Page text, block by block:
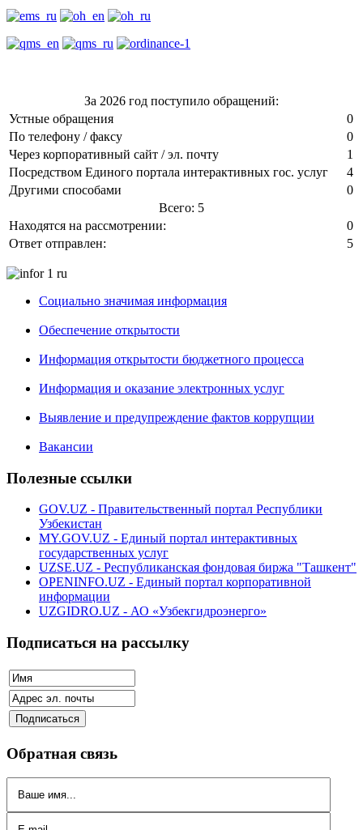
За 2026 год поступило обращений:
Устные обращения
0
По телефону / факсу
0
Через корпоративный сайт / эл. почту
1
Посредством Единого портала интерактивных гос. услуг
4
Другими способами
0
Всего: 5
Находятся на рассмотрении:
0
Ответ отправлен:
5
Социально значимая информация
Обеспечение открытости
Информация открытости бюджетного процесса
Информация и оказание электронных услуг
Выявление и предупреждение фактов коррупции
Вакансии
Полезные ссылки
GOV.UZ - Правительственный портал Республики
Узбекистан
MY.GOV.UZ - Единый портал интерактивных
государственных услуг
UZSE.UZ - Республиканская фондовая биржа "Ташкент"
OPENINFO.UZ - Единый портал корпоративной
информации
UZGIDRO.UZ - АО «Узбекгидроэнерго»
Подписаться на рассылку
Обратная связь